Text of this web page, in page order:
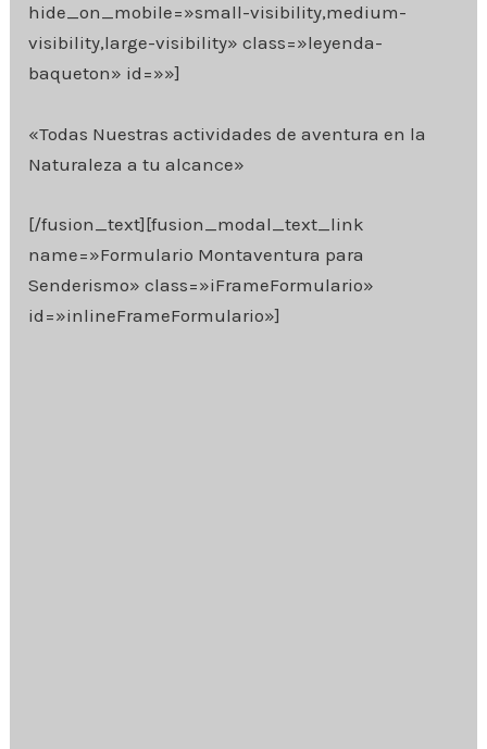
hide_on_mobile=»small-visibility,medium-
visibility,large-visibility» class=»leyenda-
baqueton» id=»»]
«Todas Nuestras actividades de aventura en la
Naturaleza a tu alcance»
[/fusion_text][fusion_modal_text_link
name=»Formulario Montaventura para
Senderismo» class=»iFrameFormulario»
id=»inlineFrameFormulario»]